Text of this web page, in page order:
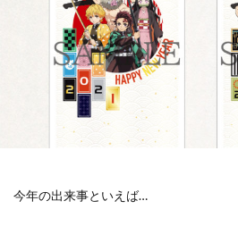
今年の出来事といえば…